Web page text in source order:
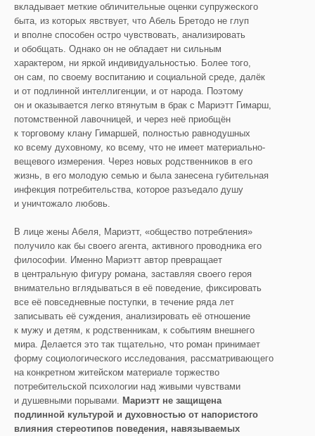
вкладывает меткие обличительные оценки супружеского
быта, из которых явствует, что Абель Бретодо не глуп
и вполне способен остро чувствовать, анализировать
и обобщать. Однако он не обладает ни сильным
характером, ни яркой индивидуальностью. Более того,
он сам, по своему воспитанию и социальной среде, далёк
и от подлинной интеллигенции, и от народа. Поэтому
он и оказывается легко втянутым в брак с Мариэтт Гимарш,
потомственной лавочницей, и через неё приобщён
к торговому клану Гимаршей, полностью равнодушных
ко всему духовному, ко всему, что не имеет материально-
вещевого измерения. Через новых родственников в его
жизнь, в его молодую семью и была занесена губительная
инфекция потребительства, которое разъедало душу
и уничтожало любовь.
В лице жены Абеля, Мариэтт, «общество потребления»
получило как бы своего агента, активного проводника его
философии. Именно Мариэтт автор превращает
в центральную фигуру романа, заставляя своего героя
внимательно вглядываться в её поведение, фиксировать
все её повседневные поступки, в течение ряда лет
записывать её суждения, анализировать её отношение
к мужу и детям, к родственникам, к событиям внешнего
мира. Делается это так тщательно, что роман принимает
форму социологического исследования, рассматривающего
на конкретном житейском материале торжество
потребительской психологии над живыми чувствами
и душевными порывами. Мариэтт не защищена
подлинной культурой и духовностью от напористого
влияния стереотипов поведения, навязываемых